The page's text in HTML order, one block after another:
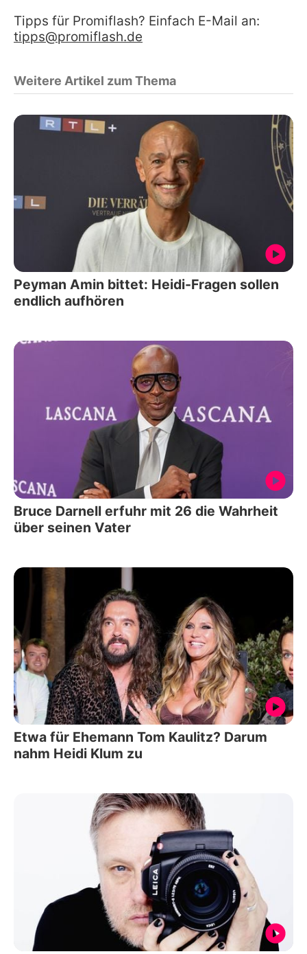
Tipps für Promiflash? Einfach E-Mail an:
tipps@promiflash.de
Weitere Artikel zum Thema
Peyman Amin bittet: Heidi-Fragen sollen
endlich aufhören
Bruce Darnell erfuhr mit 26 die Wahrheit
über seinen Vater
Etwa für Ehemann Tom Kaulitz? Darum
nahm Heidi Klum zu